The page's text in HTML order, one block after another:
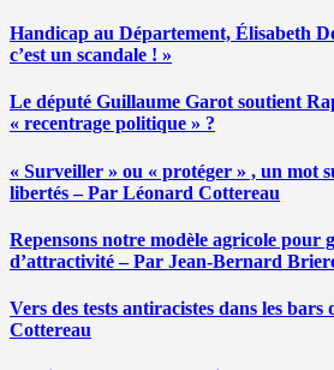
Handicap au Département, Élisabeth
c’est un scandale ! »
Le député Guillaume Garot soutient
« recentrage politique » ?
« Surveiller » ou « protéger » , un mot
libertés – Par Léonard Cottereau
Repensons notre modèle agricole pour
d’attractivité – Par Jean-Bernard
Vers des tests antiracistes dans les
Cottereau